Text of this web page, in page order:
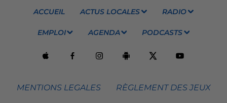
ACCUEIL ACTUS LOCALES RADIO
EMPLOI AGENDA PODCASTS
MENTIONS LEGALES RÈGLEMENT DES JEUX